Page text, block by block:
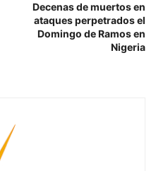
Decenas de muertos en
ataques perpetrados el
Domingo de Ramos en
Nigeria